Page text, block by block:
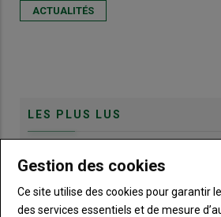
ACTUALITÉS
LES PLUS LUS
Bouge ton Bled invite la
Gestion des cookies
Ce site utilise des cookies pour garantir
des services essentiels et de mesure